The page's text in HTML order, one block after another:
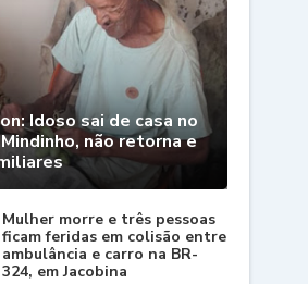
Idoso sai de casa no
não retorna e
Mulher morre e três pessoas
ficam feridas em colisão entre
ambulância e carro na BR-
324, em Jacobina